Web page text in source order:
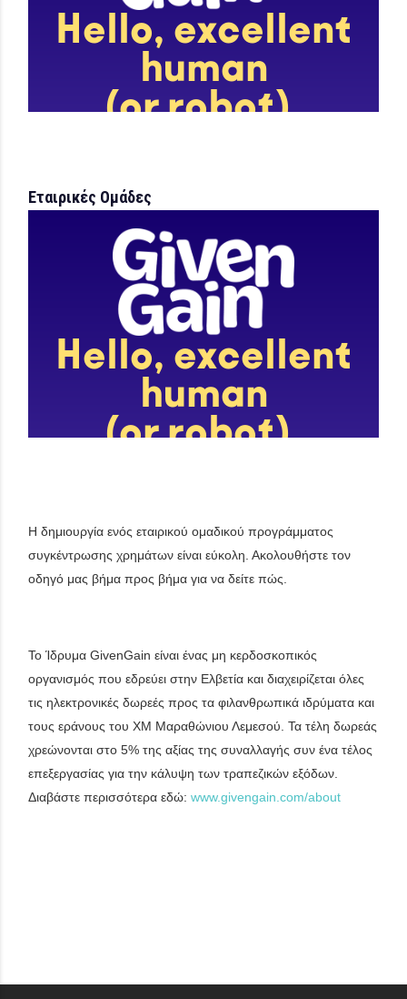
Εταιρικές Ομάδες
Η δημιουργία ενός εταιρικού ομαδικού προγράμματος
συγκέντρωσης χρημάτων είναι εύκολη. Ακολουθήστε τον
οδηγό μας βήμα προς βήμα για να δείτε πώς.
Το Ίδρυμα GivenGain είναι ένας μη κερδοσκοπικός
οργανισμός που εδρεύει στην Ελβετία και διαχειρίζεται όλες
τις ηλεκτρονικές δωρεές προς τα φιλανθρωπικά ιδρύματα και
τους εράνους του XM Μαραθώνιου Λεμεσού. Τα τέλη δωρεάς
χρεώνονται στο 5% της αξίας της συναλλαγής συν ένα τέλος
επεξεργασίας για την κάλυψη των τραπεζικών εξόδων.
Διαβάστε περισσότερα εδώ: www.givengain.com/about